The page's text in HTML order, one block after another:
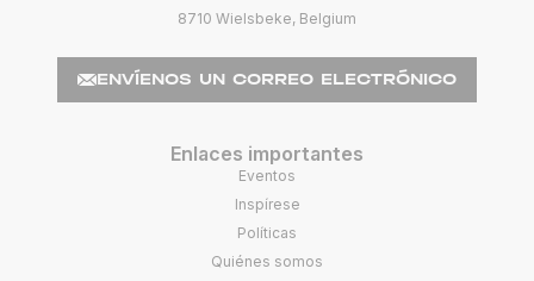
8710 Wielsbeke, Belgium
ENVÍENOS UN CORREO ELECTRÓNICO
Enlaces importantes
Eventos
Inspírese
Políticas
Quiénes somos